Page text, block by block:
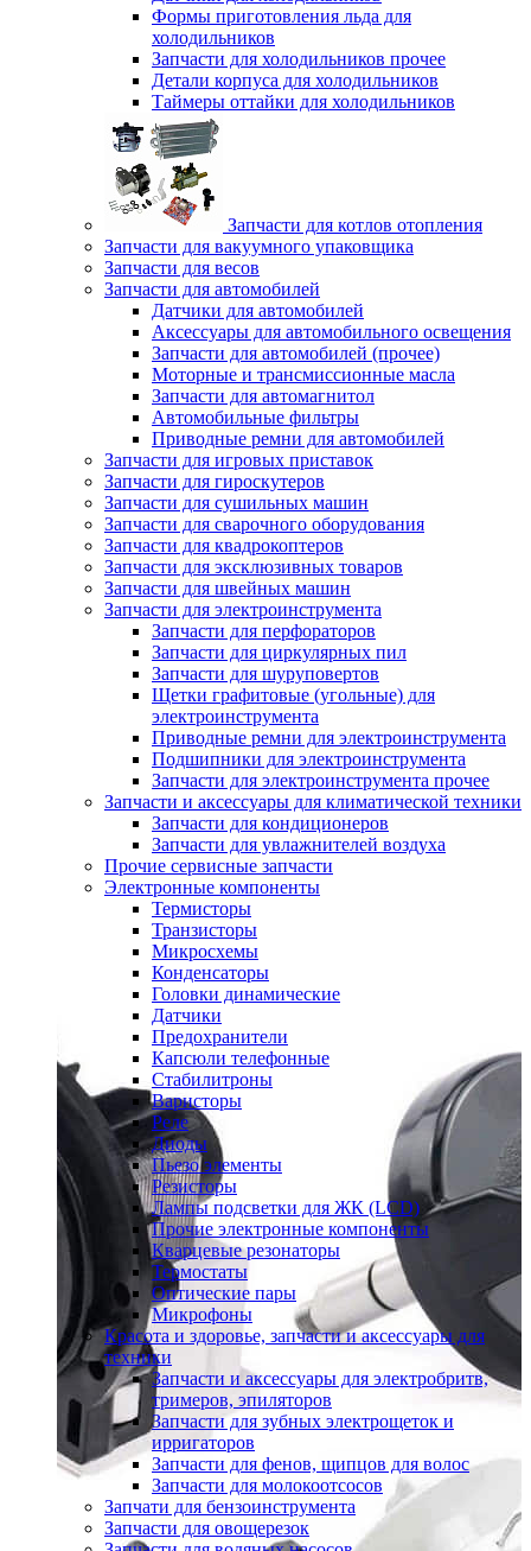
Формы приготовления льда для
холодильников
Запчасти для холодильников прочее
Детали корпуса для холодильников
Таймеры оттайки для холодильников
Запчасти для котлов отопления
Запчасти для вакуумного упаковщика
Запчасти для весов
Запчасти для автомобилей
Датчики для автомобилей
Аксессуары для автомобильного освещения
Запчасти для автомобилей (прочее)
Моторные и трансмиссионные масла
Запчасти для автомагнитол
Автомобильные фильтры
Приводные ремни для автомобилей
Запчасти для игровых приставок
Запчасти для гироскутеров
Запчасти для сушильных машин
Запчасти для сварочного оборудования
Запчасти для квадрокоптеров
Запчасти для эксклюзивных товаров
Запчасти для швейных машин
Запчасти для электроинструмента
Запчасти для перфораторов
Запчасти для циркулярных пил
Запчасти для шуруповертов
Щетки графитовые (угольные) для
электроинструмента
Приводные ремни для электроинструмента
Подшипники для электроинструмента
Запчасти для электроинструмента прочее
Запчасти и аксессуары для климатической техники
Запчасти для кондиционеров
Запчасти для увлажнителей воздуха
Прочие сервисные запчасти
Электронные компоненты
Термисторы
Транзисторы
Микросхемы
Конденсаторы
Головки динамические
Датчики
Предохранители
Капсюли телефонные
Стабилитроны
Варисторы
Реле
Диоды
Пьезо элементы
Резисторы
Лампы подсветки для ЖК (LCD)
Прочие электронные компоненты
Кварцевые резонаторы
Термостаты
Оптические пары
Микрофоны
Красота и здоровье, запчасти и аксессуары для
техники
Запчасти и аксессуары для электробритв,
тримеров, эпиляторов
Запчасти для зубных электрощеток и
ирригаторов
Запчасти для фенов, щипцов для волос
Запчасти для молокоотсосов
Запчати для бензоинструмента
Запчасти для овощерезок